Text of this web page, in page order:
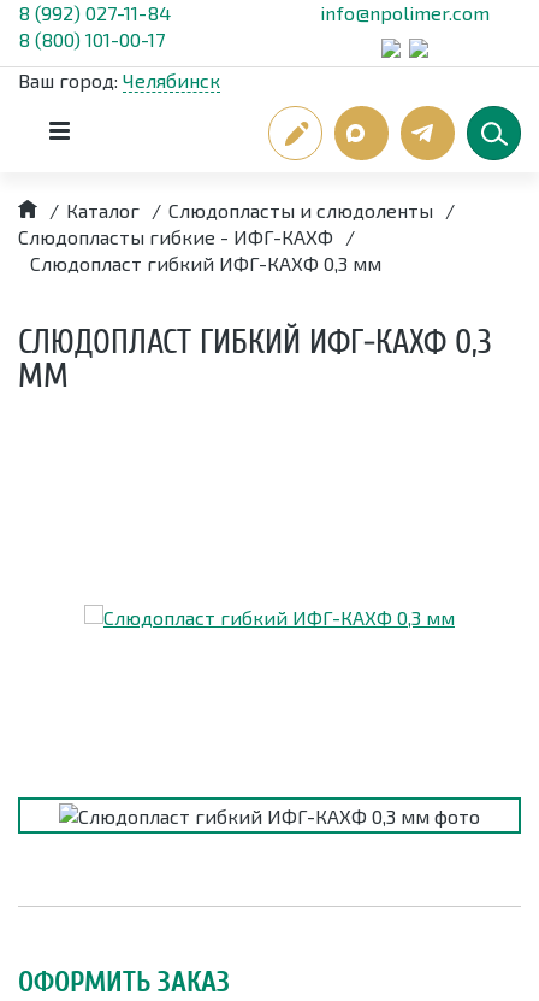
8 (992) 027-11-84
8 (800) 101-00-17
info@npolimer.com
Ваш город: Челябинск
/ Каталог / Слюдопласты и слюдоленты
/
Слюдопласты гибкие - ИФГ-КАХФ
/
Cлюдопласт гибкий ИФГ-КАХФ 0,3 мм
CЛЮДОПЛАСТ ГИБКИЙ ИФГ-КАХФ 0,3
ММ
ОФОРМИТЬ ЗАКАЗ